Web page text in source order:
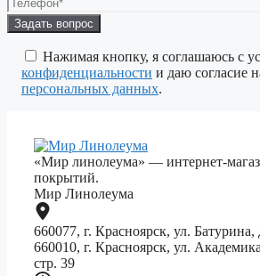
Оставьте
это
поле
пустым.
Нажимая кнопку, я соглашаюсь с
конфиденциальности и даю согласие
персональных данных.
«Мир линолеума» — интернет-
покрытий.
Мир Линолеума
660077, г. Красноярск, ул. Батурина,
660010, г. Красноярск, ул.
стр. 39